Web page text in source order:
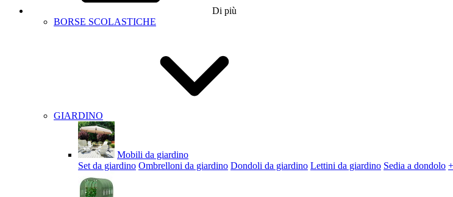
Di più
BORSE SCOLASTICHE
GIARDINO
Mobili da giardino
Set da giardino Ombrelloni da giardino Dondoli da giardino Lettini da giardino Sedia a dondolo